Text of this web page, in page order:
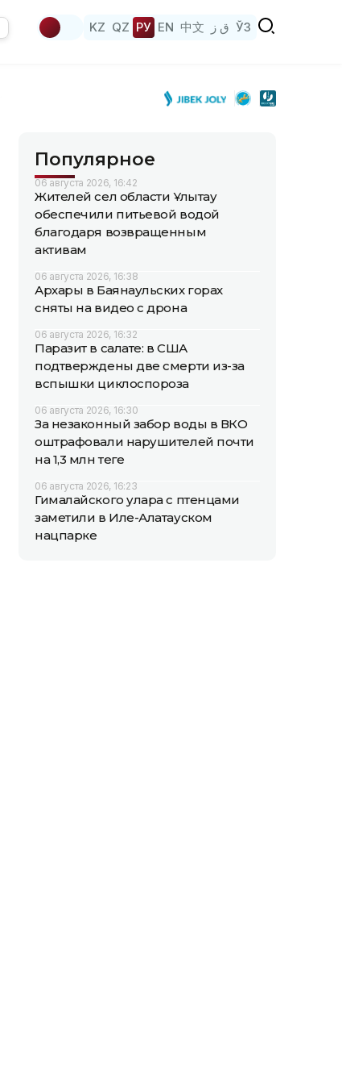
KZ QZ РУ EN 中文 ق ز ЎЗ
Популярное
06 августа 2026, 16:42
Жителей сел области Ұлытау
обеспечили питьевой водой
благодаря возвращенным
активам
06 августа 2026, 16:38
Архары в Баянаульских горах
сняты на видео с дрона
06 августа 2026, 16:32
Паразит в салате: в США
подтверждены две смерти из-за
вспышки циклоспороза
06 августа 2026, 16:30
За незаконный забор воды в ВКО
оштрафовали нарушителей почти
на 1,3 млн теңге
06 августа 2026, 16:23
Гималайского улара с птенцами
заметили в Иле-Алатауском
нацпарке